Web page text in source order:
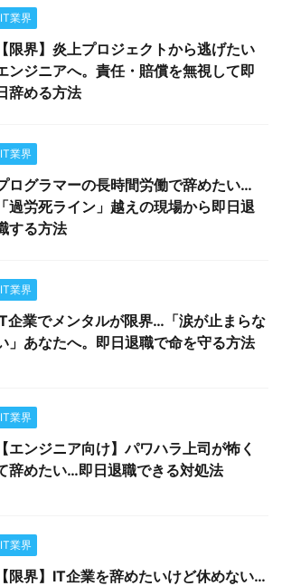
IT業界
【限界】炎上プロジェクトから逃げたい
ンジニアへ。責任・賠償を無視して即
辞める方法
IT業界
ログラマーの長時間労働で辞めたい…
「過労死ライン」越えの現場から即日退
する方法
IT業界
企業でメンタルが限界…「涙が止まらな
」あなたへ。即日退職で命を守る方法
IT業界
【エンジニア向け】パワハラ上司が怖く
辞めたい…即日退職できる対処法
IT業界
【限界】IT企業を辞めたいけど休めない…